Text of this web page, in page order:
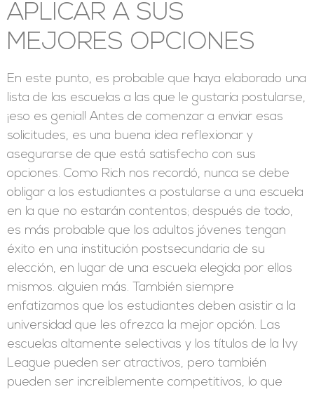
APLICAR A SUS
MEJORES OPCIONES
En este punto, es probable que haya elaborado una
lista de las escuelas a las que le gustaría postularse,
¡eso es genial! Antes de comenzar a enviar esas
solicitudes, es una buena idea reflexionar y
asegurarse de que está satisfecho con sus
opciones. Como Rich nos recordó, nunca se debe
obligar a los estudiantes a postularse a una escuela
en la que no estarán contentos; después de todo,
es más probable que los adultos jóvenes tengan
éxito en una institución postsecundaria de su
elección, en lugar de una escuela elegida por ellos
mismos. alguien más. También siempre
enfatizamos que los estudiantes deben asistir a la
universidad que les ofrezca la mejor opción. Las
escuelas altamente selectivas y los títulos de la Ivy
League pueden ser atractivos, pero también
pueden ser increíblemente competitivos, lo que